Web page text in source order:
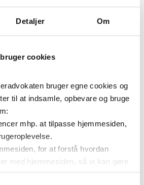
Detaljer Om
cookies
bruger egne cookies og
til at indsamle, opbevare og bruge
mhp. at tilpasse hjemmesiden,
for at forstå hvordan
med hjemmesiden, så vi kan gøre
UDDANNELSE
KARRIERE
DAHL Advokatpartnerselskab